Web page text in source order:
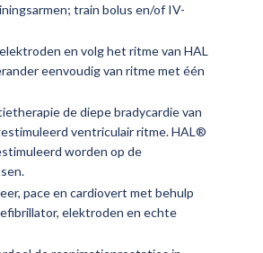
train bolus en/of IV-
en volg het ritme van HAL
eenvoudig van ritme met één
de diepe bradycardie van
ventriculair ritme. HAL®
worden op de
pace en cardiovert met behulp
elektroden en echte